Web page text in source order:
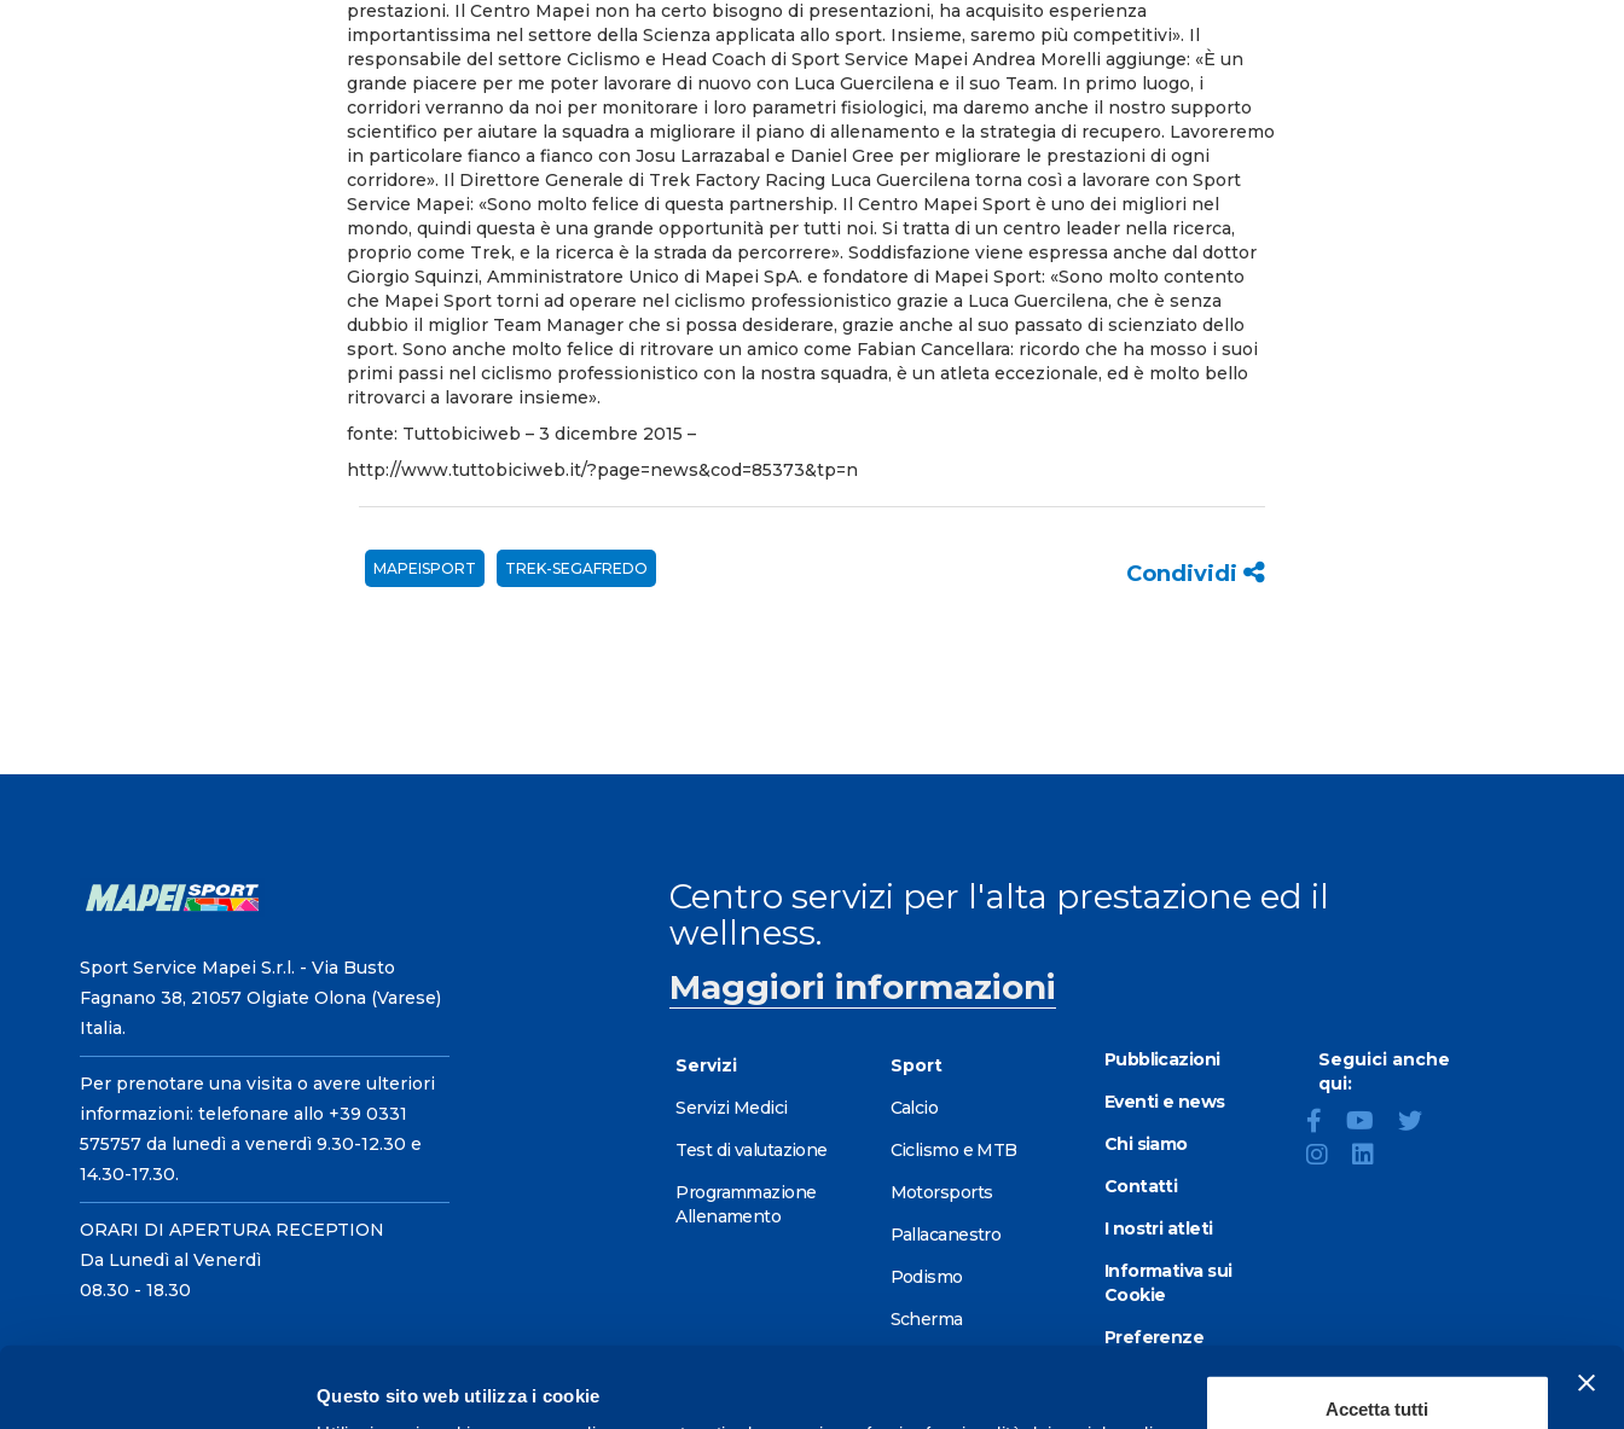
Questo sito web utilizza i cookie
Accetta tutti
prestazioni. Il Centro Mapei non ha certo bisogno di presentazioni, ha acquisito esperienza
importantissima nel settore della Scienza applicata allo sport. Insieme, saremo più competitivi». Il
responsabile del settore Ciclismo e Head Coach di Sport Service Mapei Andrea Morelli aggiunge: «È un
grande piacere per me poter lavorare di nuovo con Luca Guercilena e il suo Team. In primo luogo, i
corridori verranno da noi per monitorare i loro parametri fisiologici, ma daremo anche il nostro supporto
scientifico per aiutare la squadra a migliorare il piano di allenamento e la strategia di recupero. Lavoreremo
in particolare fianco a fianco con Josu Larrazabal e Daniel Gree per migliorare le prestazioni di ogni
corridore». Il Direttore Generale di Trek Factory Racing Luca Guercilena torna così a lavorare con Sport
Service Mapei: «Sono molto felice di questa partnership. Il Centro Mapei Sport è uno dei migliori nel
mondo, quindi questa è una grande opportunità per tutti noi. Si tratta di un centro leader nella ricerca,
proprio come Trek, e la ricerca è la strada da percorrere». Soddisfazione viene espressa anche dal dottor
Giorgio Squinzi, Amministratore Unico di Mapei SpA. e fondatore di Mapei Sport: «Sono molto contento
che Mapei Sport torni ad operare nel ciclismo professionistico grazie a Luca Guercilena, che è senza
dubbio il miglior Team Manager che si possa desiderare, grazie anche al suo passato di scienziato dello
sport. Sono anche molto felice di ritrovare un amico come Fabian Cancellara: ricordo che ha mosso i suoi
primi passi nel ciclismo professionistico con la nostra squadra, è un atleta eccezionale, ed è molto bello
ritrovarci a lavorare insieme».
fonte: Tuttobiciweb – 3 dicembre 2015 –
http://www.tuttobiciweb.it/?page=news&cod=85373&tp=n
MAPEISPORT TREK-SEGAFREDO Condividi
Sport Service Mapei S.r.l. - Via Busto
Fagnano 38, 21057 Olgiate Olona (Varese)
Italia.
Per prenotare una visita o avere ulteriori
informazioni: telefonare allo +39 0331
575757 da lunedì a venerdì 9.30-12.30 e
14.30-17.30.
ORARI DI APERTURA RECEPTION
Da Lunedì al Venerdì
08.30 - 18.30
Centro servizi per l'alta prestazione ed il
wellness.
Maggiori informazioni
Servizi
Servizi Medici
Test di valutazione
Programmazione
Allenamento
Sport
Calcio
Ciclismo e MTB
Motorsports
Pallacanestro
Podismo
Scherma
Pubblicazioni
Eventi e news
Chi siamo
Contatti
I nostri atleti
Informativa sui
Cookie
Preferenze
Seguici anche
qui: